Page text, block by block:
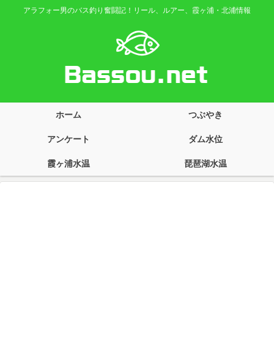
アラフォー男のバス釣り奮闘記！リール、ルアー、霞ヶ浦・北浦情報
ホーム つぶやき
アンケート ダム水位
霞ヶ浦水温 琵琶湖水温